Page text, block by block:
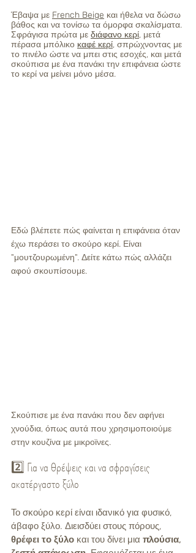
Έβαψα με French Beige και ήθελα να δώσω
βάθος και να τονίσω τα όμορφα σκαλίσματα.
Σφράγισα πρώτα με διάφανο κερί, μετά
πέρασα μπόλικο καφέ κερί, σπρώχνοντας με
το πινέλο ώστε να μπει στις εσοχές, και μετά
σκούπισα με ένα πανάκι την επιφάνεια ώστε
το κερί να μείνει μόνο μέσα.
Εδώ βλέπετε πώς φαίνεται η επιφάνεια όταν
έχω περάσει το σκούρο κερί. Είναι
"μουτζουρωμένη". Δείτε κάτω πώς αλλάζει
αφού σκουπίσουμε.
Σκούπισε με ένα πανάκι που δεν αφήνει
χνούδια, όπως αυτά που χρησιμοποιούμε
στην κουζίνα με μικροϊνες.
2️⃣ Για να θρέψεις και να σφραγίσεις
ακατέργαστο ξύλο
Το σκούρο κερί είναι ιδανικό για φυσικό,
άβαφο ξύλο. Διεισδύει στους πόρους,
θρέφει το ξύλο και του δίνει μια πλούσια,